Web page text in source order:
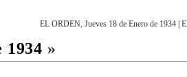
EL ORDEN, Jueves 18 de Enero de 1934
1934 »